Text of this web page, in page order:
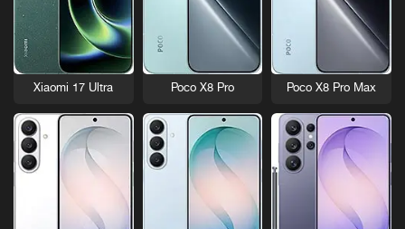
Poco X8 Pro Max
Poco X8 Pro
Xiaomi 17 Ultra